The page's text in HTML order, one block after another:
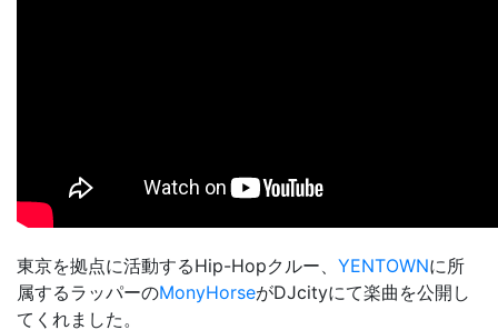
東京を拠点に活動するHip-Hopクルー、 YENTOWNに所
属するラッパーのMonyHorseがDJcityにて楽曲を公開し
てくれました。